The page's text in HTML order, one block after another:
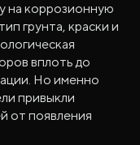
на коррозионную
грунта, краски и
вплоть до
Но именно
привыкли
от появления